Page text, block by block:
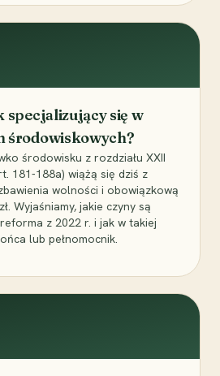
specjalizujący się w
środowiskowych?
środowisku z rozdziału XXII
181-188a) wiążą się dziś z
wolności i obowiązkową
Wyjaśniamy, jakie czyny są
z 2022 r. i jak w takiej
lub pełnomocnik.